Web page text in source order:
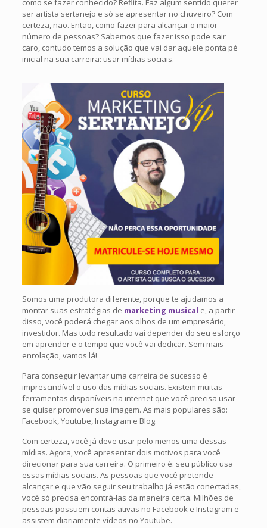
como se fazer conhecido? Reflita. Faz algum sentido querer
ser artista sertanejo e só se apresentar no chuveiro? Com
certeza, não. Então, como fazer para alcançar o maior
número de pessoas? Sabemos que fazer isso pode sair
caro, contudo temos a solução que vai dar aquele ponta pé
inicial na sua carreira: usar mídias sociais.
Somos uma produtora diferente, porque te ajudamos a
montar suas estratégias de marketing musical e, a partir
disso, você poderá chegar aos olhos de um empresário,
investidor. Mas todo resultado vai depender do seu esforço
em aprender e o tempo que você vai dedicar. Sem mais
enrolação, vamos lá!
Para conseguir levantar uma carreira de sucesso é
imprescindível o uso das mídias sociais. Existem muitas
ferramentas disponíveis na internet que você precisa usar
se quiser promover sua imagem. As mais populares são:
Facebook, Youtube, Instagram e Blog.
Com certeza, você já deve usar pelo menos uma dessas
mídias. Agora, você apresentar dois motivos para você
direcionar para sua carreira. O primeiro é: seu público usa
essas mídias sociais. As pessoas que você pretende
alcançar e que vão seguir seu trabalho já estão conectadas,
você só precisa encontrá-las da maneira certa. Milhões de
pessoas possuem contas ativas no Facebook e Instagram e
assistem diariamente vídeos no Youtube.